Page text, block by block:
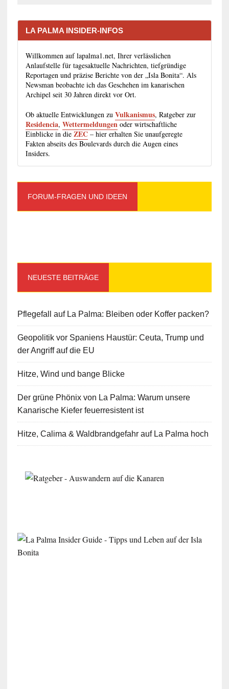
LA PALMA INSIDER-INFOS
Willkommen auf lapalma1.net, Ihrer verlässlichen
Anlaufstelle für tagesaktuelle Nachrichten, tiefgründige
Reportagen und präzise Berichte von der „Isla Bonita“. Als
Newsman beobachte ich das Geschehen im kanarischen
Archipel seit 30 Jahren direkt vor Ort.
Ob aktuelle Entwicklungen zu Vulkanismus, Ratgeber zur
Residencia, Wettermeldungen oder wirtschaftliche
Einblicke in dieZEC– hier erhalten Sie unaufgeregte
Fakten abseits des Boulevards durch die Augen eines
Insiders.
FORUM-FRAGEN UND IDEEN
NEUESTE BEITRÄGE
Pflegefall auf La Palma: Bleiben oder Koffer packen?
Geopolitik vor Spaniens Haustür: Ceuta, Trump und
der Angriff auf die EU
Hitze, Wind und bange Blicke
Der grüne Phönix von La Palma: Warum unsere
Kanarische Kiefer feuerresistent ist
Hitze, Calima & Waldbrandgefahr auf La Palma hoch